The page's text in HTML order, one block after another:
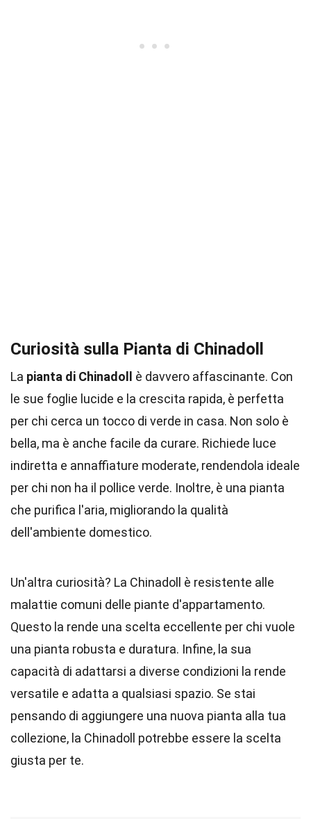
Curiosità sulla Pianta di Chinadoll
La pianta di Chinadoll
è davvero affascinante. Con
le sue foglie lucide e la crescita rapida, è perfetta
per chi cerca un tocco di verde in casa. Non solo è
bella, ma è anche facile da curare. Richiede luce
indiretta e annaffiature moderate, rendendola ideale
per chi non ha il pollice verde. Inoltre, è una pianta
che purifica l'aria, migliorando la qualità
dell'ambiente domestico.
Un'altra curiosità? La Chinadoll è resistente alle
malattie comuni delle piante d'appartamento.
Questo la rende una scelta eccellente per chi vuole
una pianta robusta e duratura. Infine, la sua
capacità di adattarsi a diverse condizioni la rende
versatile e adatta a qualsiasi spazio. Se stai
pensando di aggiungere una nuova pianta alla tua
collezione, la Chinadoll potrebbe essere la scelta
giusta per te.